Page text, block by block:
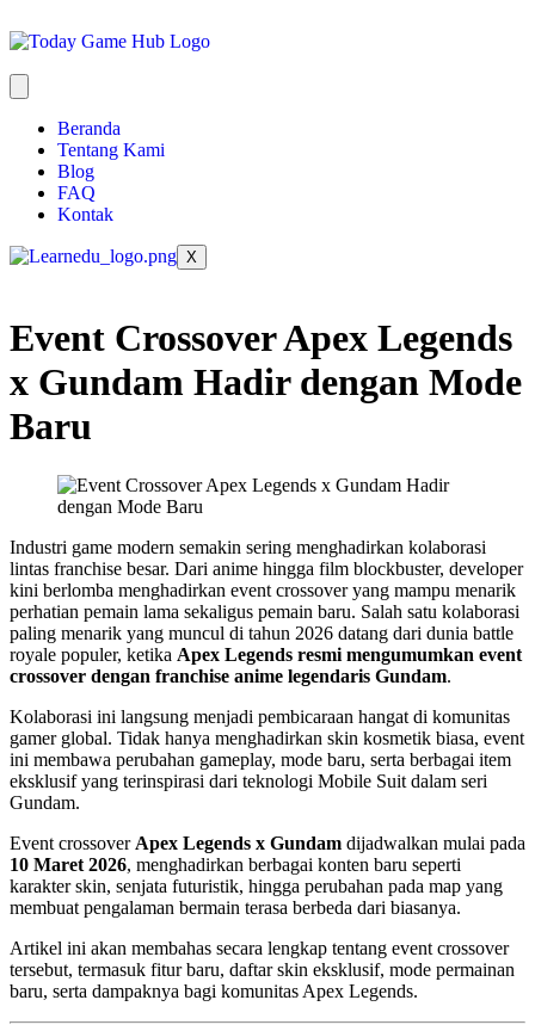
Beranda
Tentang Kami
Blog
FAQ
Kontak
X
Event Crossover Apex Legends
x Gundam Hadir dengan Mode
Baru
Industri game modern semakin sering menghadirkan kolaborasi
lintas franchise besar. Dari anime hingga film blockbuster, developer
kini berlomba menghadirkan event crossover yang mampu menarik
perhatian pemain lama sekaligus pemain baru. Salah satu kolaborasi
paling menarik yang muncul di tahun 2026 datang dari dunia battle
royale populer, ketika Apex Legends resmi mengumumkan event
crossover dengan franchise anime legendaris Gundam.
Kolaborasi ini langsung menjadi pembicaraan hangat di komunitas
gamer global. Tidak hanya menghadirkan skin kosmetik biasa, event
ini membawa perubahan gameplay, mode baru, serta berbagai item
eksklusif yang terinspirasi dari teknologi Mobile Suit dalam seri
Gundam.
Event crossover Apex Legends x Gundam dijadwalkan mulai pada
10 Maret 2026, menghadirkan berbagai konten baru seperti
karakter skin, senjata futuristik, hingga perubahan pada map yang
membuat pengalaman bermain terasa berbeda dari biasanya.
Artikel ini akan membahas secara lengkap tentang event crossover
tersebut, termasuk fitur baru, daftar skin eksklusif, mode permainan
baru, serta dampaknya bagi komunitas Apex Legends.